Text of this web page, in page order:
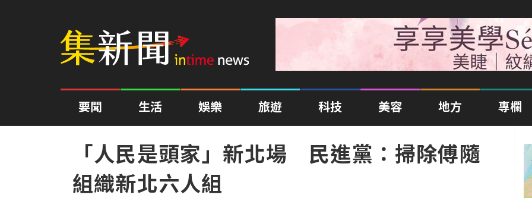
要聞 生活 娛樂 旅遊 科技 美容 地方 專欄
「人民是頭家」新北場 民進黨：掃除傅隨
組織新北六人組